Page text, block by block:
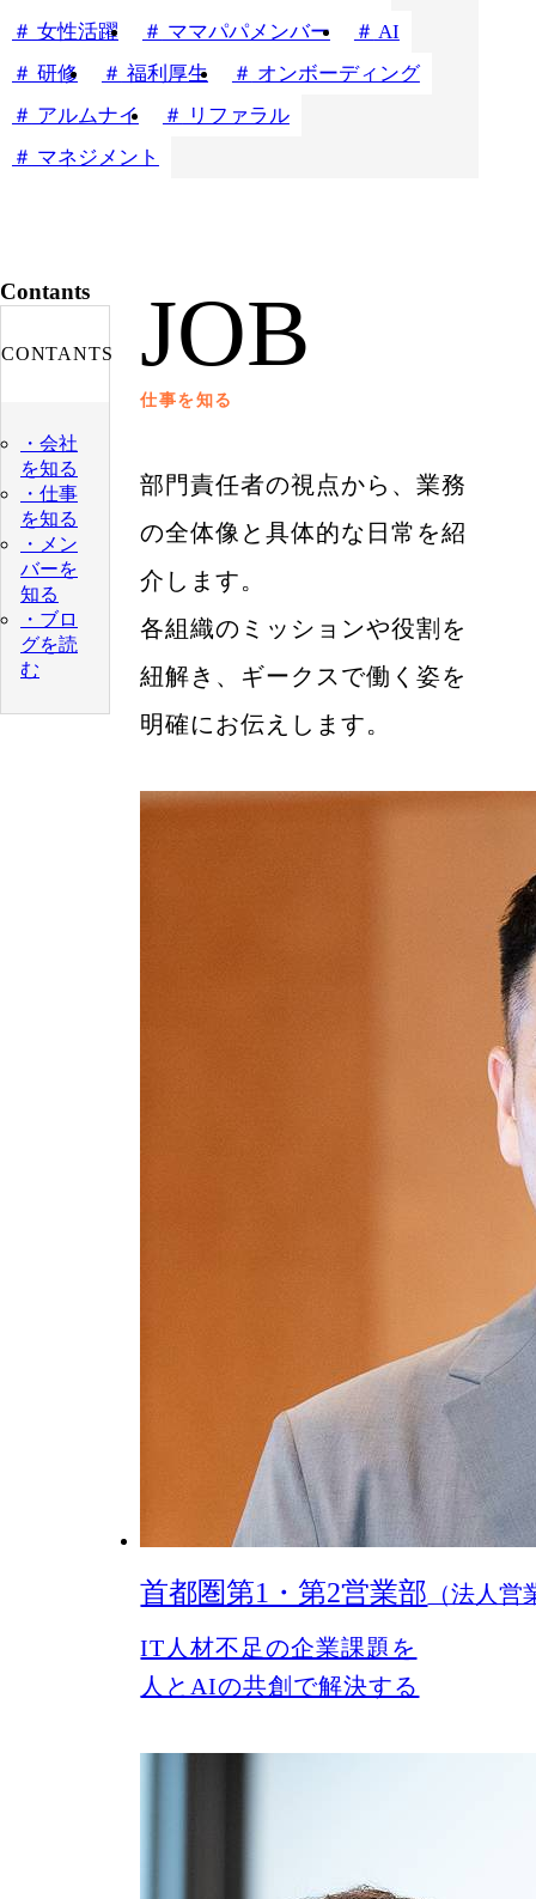
女性活躍
ママパパメンバー
AI
研修
福利厚生
オンボーディング
アルムナイ
リファラル
マネジメント
Contants
CONTANTS
・会社
を知る
・仕事
を知る
・メン
バーを
知る
・ブロ
グを読
む
仕事を知る
JOB
部門責任者の視点から、業務
の全体像と具体的な日常を紹
介します。
各組織のミッションや役割を
紐解き、ギークスで働く姿を
明確にお伝えします。
首都圏第1・第2営業部 （法人営
IT人材不足の企業課題を
人とAIの共創で解決する